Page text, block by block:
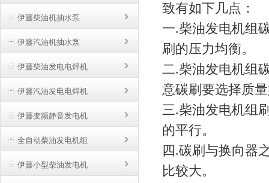
伊藤柴油机抽水泵
伊藤汽油机抽水泵
伊藤柴油发电电焊机
伊藤汽油发电电焊机
伊藤变频静音发电机
全自动柴油发电机组
伊藤小型柴油发电机
致有如下几点：
一.柴油发电机组
刷的压力均衡。
二.柴油发电机组
意碳刷要选择质
三.柴油发电机组
的平行。
四.碳刷与换向器
比较大。